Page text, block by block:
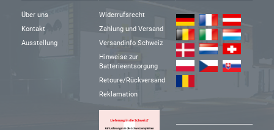
Über uns
Kontakt
Ausstellung
Widerrufsrecht
Zahlung und Versand
Versandinfo Schweiz
Hinweise zur
Batterieentsorgung
Retoure/Rückversand
Reklamation